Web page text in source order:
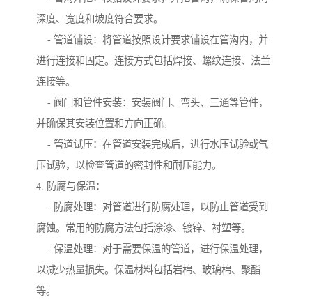
深度、宽度和坡度符合要求。
- 管道铺设：将管道按照设计要求铺设在管沟内，并
进行连接和固定。连接方式包括焊接、螺纹连接、法兰
连接等。
- 阀门和管件安装：安装阀门、弯头、三通等管件，
并确保其安装位置和方向正确。
- 管道试压：在管道安装完成后，进行水压试验或气
压试验，以检查管道的密封性和耐压能力。
4. 防腐与保温：
- 防腐处理：对管道进行防腐处理，以防止管道受到
腐蚀。常用的防腐方法包括涂漆、镀锌、衬塑等。
- 保温处理：对于需要保温的管道，进行保温处理，
以减少热量损失。保温材料包括岩棉、玻璃棉、聚酯
等。